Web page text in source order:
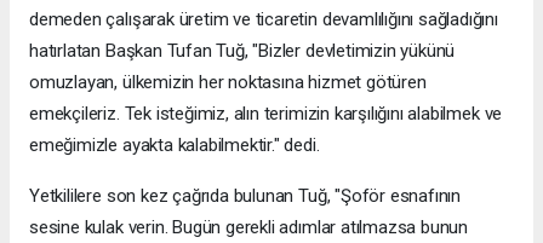
demeden çalışarak üretim ve ticaretin devamlılığını sağladığını
hatırlatan Başkan Tufan Tuğ, "Bizler devletimizin yükünü
omuzlayan, ülkemizin her noktasına hizmet götüren
emekçileriz. Tek isteğimiz, alın terimizin karşılığını alabilmek ve
emeğimizle ayakta kalabilmektir." dedi.
Yetkililere son kez çağrıda bulunan Tuğ, "Şoför esnafının
sesine kulak verin. Bugün gerekli adımlar atılmazsa bunun